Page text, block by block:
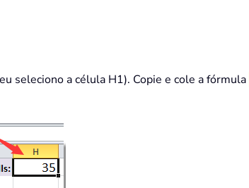
seleciono a célula H1). Copie e cole a fórmula